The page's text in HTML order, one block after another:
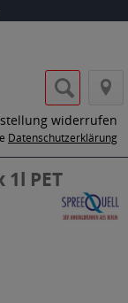
widerrufen
Datenschutzerklärung
PET